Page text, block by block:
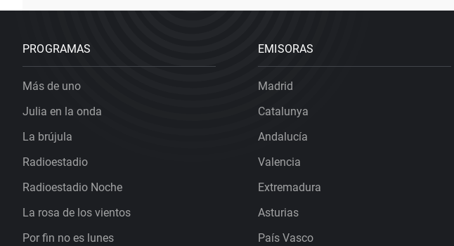
PROGRAMAS
Más de uno
Julia en la onda
La brújula
Radioestadio
Radioestadio Noche
La rosa de los vientos
Por fin no es lunes
EMISORAS
Madrid
Catalunya
Andalucía
Valencia
Extremadura
Asturias
País Vasco